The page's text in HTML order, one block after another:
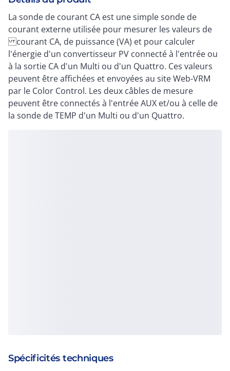
La sonde de courant CA est une simple sonde de
courant externe utilisée pour mesurer les valeurs de
courant CA, de puissance (VA) et pour calculer
l'énergie d'un convertisseur PV connecté à l'entrée ou
à la sortie CA d'un Multi ou d'un Quattro. Ces valeurs
peuvent être affichées et envoyées au site Web-VRM
par le Color Control. Les deux câbles de mesure
peuvent être connectés à l'entrée AUX et/ou à celle de
la sonde de TEMP d'un Multi ou d'un Quattro.
Spécificités techniques